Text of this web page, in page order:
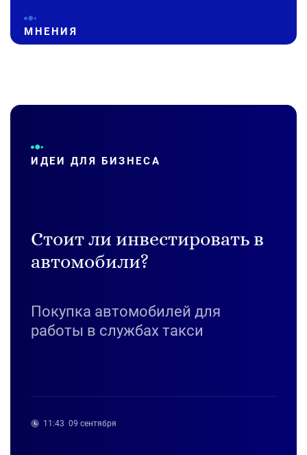
МНЕНИЯ
ИДЕИ ДЛЯ БИЗНЕСА
Стоит ли инвестировать в
автомобили?
Покупка автомобилей для
работы в службах такси
11:43 09 сентября